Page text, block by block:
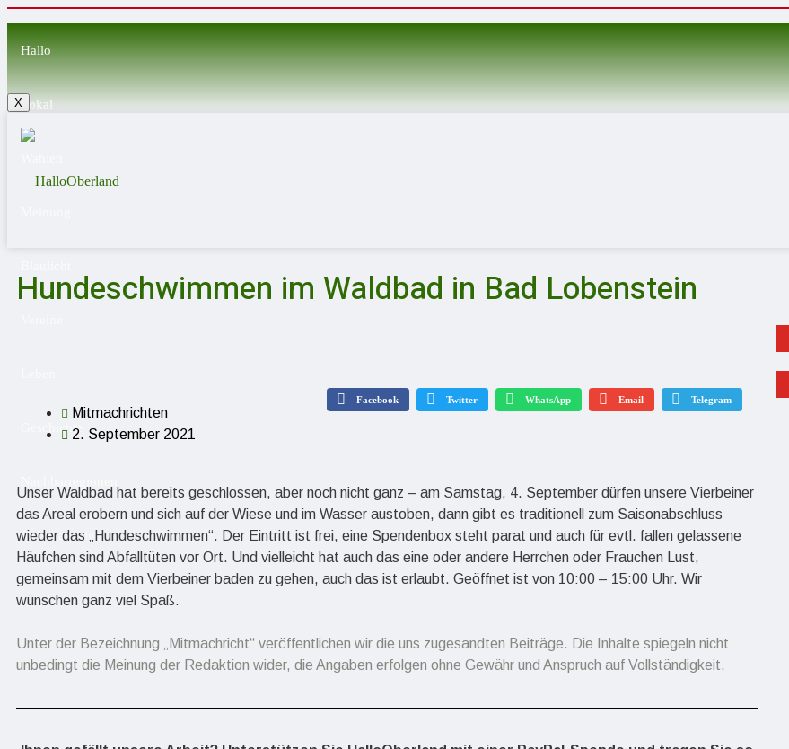
Hallo
Lokal
Geschichte
Stellenanzeigen
X
Hundeschwimmen im Waldbad in Bad Lobenstein
Mitmachrichten
2. September 2021
Facebook Twitter WhatsApp Email Telegram
Unser Waldbad hat bereits geschlossen, aber noch nicht ganz – am Samstag, 4. September dürfen unsere Vierbeiner
das Areal erobern und sich auf der Wiese und im Wasser austoben, dann gibt es traditionell zum Saisonabschluss
wieder das „Hundeschwimmen“. Der Eintritt ist frei, eine Spendenbox steht parat und auch für evtl. fallen gelassene
Häufchen sind Abfalltüten vor Ort. Und vielleicht hat auch das eine oder andere Herrchen oder Frauchen Lust,
gemeinsam mit dem Vierbeiner baden zu gehen, auch das ist erlaubt. Geöffnet ist von 10:00 – 15:00 Uhr. Wir
wünschen ganz viel Spaß.
Unter der Bezeichnung „Mitmachricht“ veröffentlichen wir die uns zugesandten Beiträge. Die Inhalte spiegeln nicht
unbedingt die Meinung der Redaktion wider, die Angaben erfolgen ohne Gewähr und Anspruch auf Vollständigkeit.